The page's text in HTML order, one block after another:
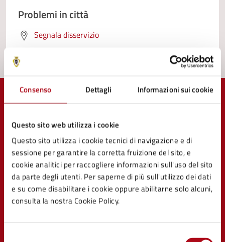
Consenso Dettagli Informazioni sui cookie
Questo sito web utilizza i cookie
Questo sito utilizza i cookie tecnici di navigazione e di
sessione per garantire la corretta fruizione del sito, e
cookie analitici per raccogliere informazioni sull'uso del sito
da parte degli utenti. Per saperne di più sull'utilizzo dei dati
e su come disabilitare i cookie oppure abilitarne solo alcuni,
consulta la nostra Cookie Policy.
Problemi in città
Segnala disservizio
Comune di Mercato Saraceno
AMMINISTRAZIONE
Organi di governo